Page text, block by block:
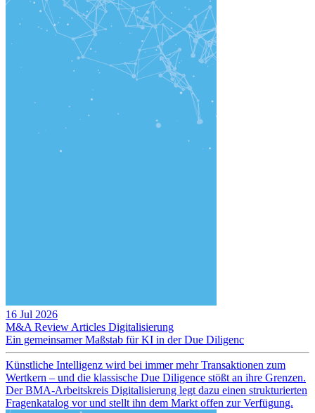
16 Jul 2026
M&A Review Articles Digitalisierung
Ein gemeinsamer Maßstab für KI in der Due Diligenc
Künstliche Intelligenz wird bei immer mehr Transaktionen zum
Wertkern – und die klassische Due Diligence stößt an ihre Grenzen.
Der BMA-Arbeitskreis Digitalisierung legt dazu einen strukturierten
Fragenkatalog vor und stellt ihn dem Markt offen zur Verfügung.